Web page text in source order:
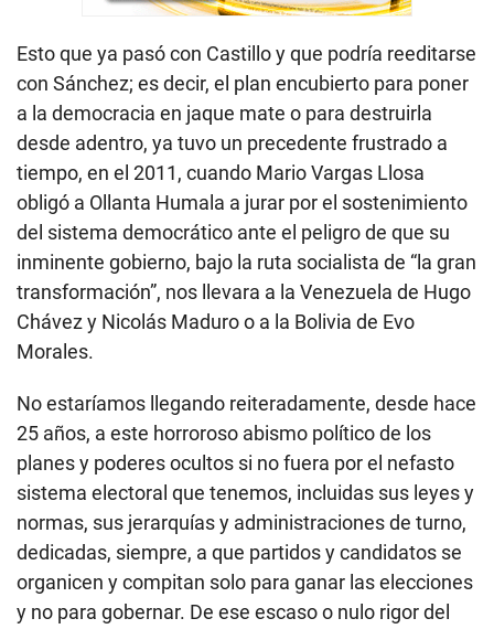
Esto que ya pasó con Castillo y que podría reeditarse
con Sánchez; es decir, el plan encubierto para poner
a la democracia en jaque mate o para destruirla
desde adentro, ya tuvo un precedente frustrado a
tiempo, en el 2011, cuando Mario Vargas Llosa
obligó a Ollanta Humala a jurar por el sostenimiento
del sistema democrático ante el peligro de que su
inminente gobierno, bajo la ruta socialista de “la gran
transformación”, nos llevara a la Venezuela de Hugo
Chávez y Nicolás Maduro o a la Bolivia de Evo
Morales.
No estaríamos llegando reiteradamente, desde hace
25 años, a este horroroso abismo político de los
planes y poderes ocultos si no fuera por el nefasto
sistema electoral que tenemos, incluidas sus leyes y
normas, sus jerarquías y administraciones de turno,
dedicadas, siempre, a que partidos y candidatos se
organicen y compitan solo para ganar las elecciones
y no para gobernar. De ese escaso o nulo rigor del